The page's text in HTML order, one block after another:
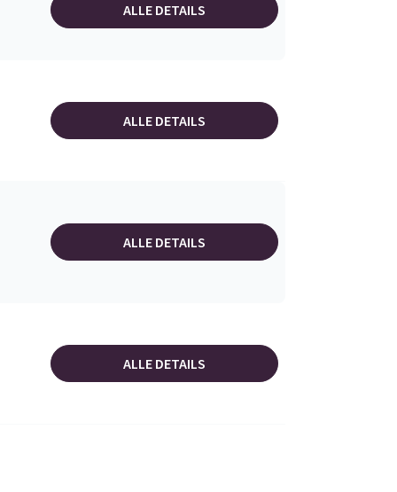
ALLE DETAILS
ALLE DETAILS
ALLE DETAILS
ALLE DETAILS